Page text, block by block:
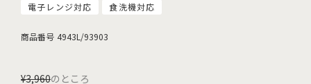
電子レンジ対応 食洗機対応
商品番号 4943L/93903
¥3,960のところ